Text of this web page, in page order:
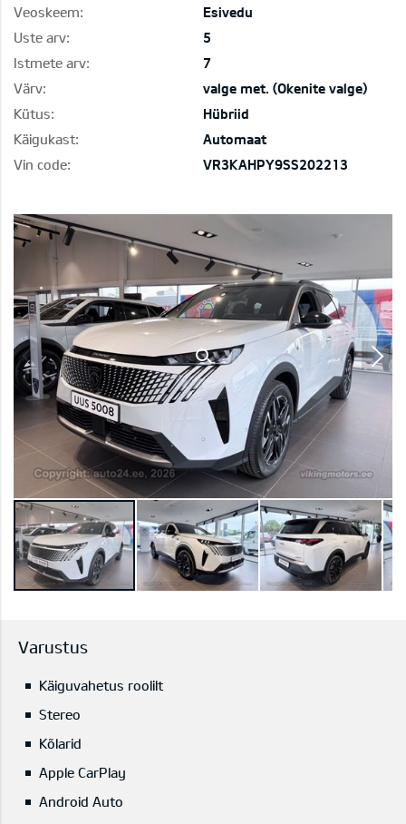
Veoskeem:
Esivedu
Uste arv:
5
Istmete arv:
7
Värv:
valge met. (Okenite valge)
Kütus:
Hübriid
Käigukast:
Automaat
Vin code:
VR3KAHPY9SS202213
Varustus
Käiguvahetus roolilt
Stereo
Kõlarid
Apple CarPlay
Android Auto